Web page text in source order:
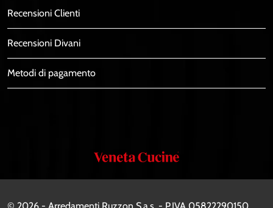
Recensioni Clienti
Recensioni Divani
Metodi di pagamento
Veneta